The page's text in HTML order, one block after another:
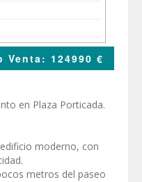
Venta: 124990 €
en Plaza Porticada.
moderno, con
metros del paseo